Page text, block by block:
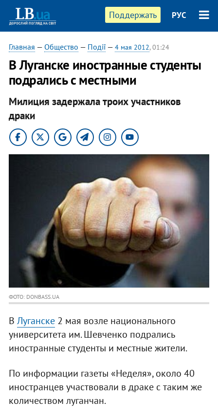
Поддержать РУС
Главная — Общество — Події— 4 мая 2012, 01:24
В Луганске иностранные студенты
подрались с местными
Милиция задержала троих участников
драки
ФОТО: DONBASS.UA
В Луганске2 мая возле национального
университета им. Шевченко подрались
иностранные студенты и местные жители.
По информации газеты «Неделя», около 40
иностранцев участвовали в драке с таким же
количеством луганчан.